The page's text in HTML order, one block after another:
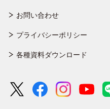
お問い合わせ
プライバシーポリシー
各種資料ダウンロード